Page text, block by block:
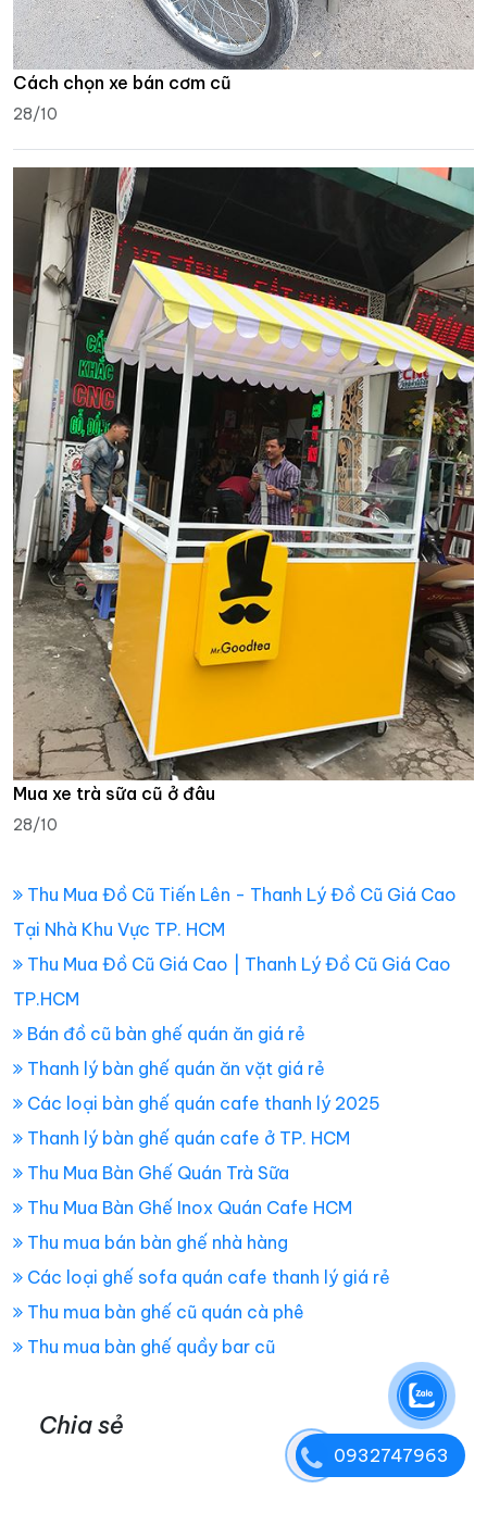
Cách chọn xe bán cơm cũ
28/10
Mua xe trà sữa cũ ở đâu
28/10
Thu Mua Đồ Cũ Tiến Lên - Thanh Lý Đồ Cũ Giá Cao
Tại Nhà Khu Vực TP. HCM
Thu Mua Đồ Cũ Giá Cao | Thanh Lý Đồ Cũ Giá Cao
TP.HCM
Bán đồ cũ bàn ghế quán ăn giá rẻ
Thanh lý bàn ghế quán ăn vặt giá rẻ
Các loại bàn ghế quán cafe thanh lý 2025
Thanh lý bàn ghế quán cafe ở TP. HCM
Thu Mua Bàn Ghế Quán Trà Sữa
Thu Mua Bàn Ghế Inox Quán Cafe HCM
Thu mua bán bàn ghế nhà hàng
Các loại ghế sofa quán cafe thanh lý giá rẻ
Thu mua bàn ghế cũ quán cà phê
Thu mua bàn ghế quầy bar cũ
Chia sẻ
0932747963